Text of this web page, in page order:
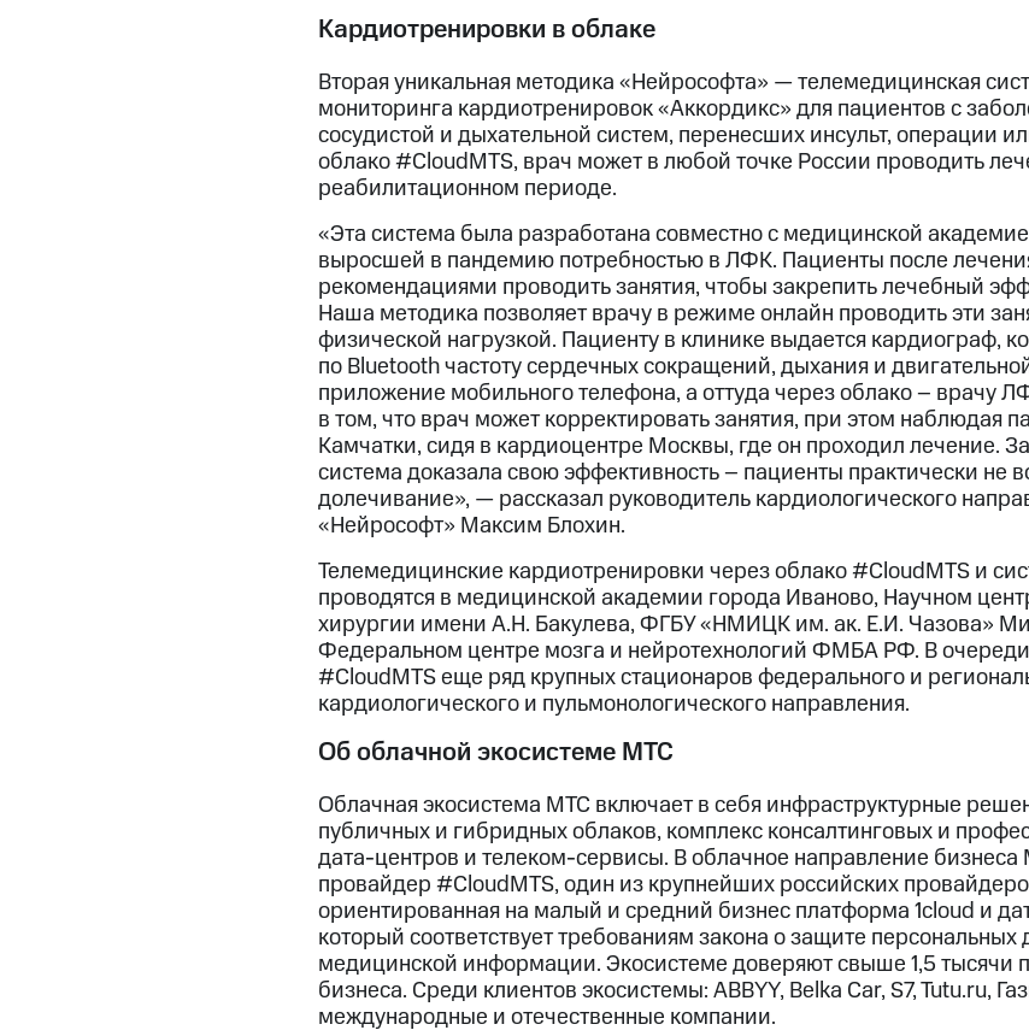
Кардиотренировки в облаке
Вторая уникальная методика «Нейрософта» — телемедицинская
мониторинга кардиотренировок «Аккордикс» для пациентов с
сосудистой и дыхательной систем, перенесших инсульт, операции
облако #CloudMTS, врач может в любой точке России проводить
реабилитационном периоде.
«Эта система была разработана совместно с медицинской
выросшей в пандемию потребностью в ЛФК. Пациенты после
рекомендациями проводить занятия, чтобы закрепить лечебный
Наша методика позволяет врачу в режиме онлайн проводить эти
физической нагрузкой. Пациенту в клинике выдается кардиограф,
по Bluetooth частоту сердечных сокращений, дыхания и
приложение мобильного телефона, а оттуда через облако – врачу
в том, что врач может корректировать занятия, при этом наблюдая
Камчатки, сидя в кардиоцентре Москвы, где он проходил лечение.
система доказала свою эффективность – пациенты практически не
долечивание», — рассказал руководитель кардиологического
«Нейрософт» Максим Блохин.
Телемедицинские кардиотренировки через облако #CloudMTS и
проводятся в медицинской академии города Иваново, Научном
хирургии имени А.Н. Бакулева, ФГБУ «НМИЦК им. ак. Е.И. Чазова»
Федеральном центре мозга и нейротехнологий ФМБА РФ. В
#CloudMTS еще ряд крупных стационаров федерального и
кардиологического и пульмонологического направления.
Об облачной экосистеме МТС
Облачная экосистема МТС включает в себя инфраструктурные
публичных и гибридных облаков, комплекс консалтинговых и
дата-центров и телеком-сервисы. В облачное направление
провайдер #CloudMTS, один из крупнейших российских
ориентированная на малый и средний бизнес платформа 1cloud и
который соответствует требованиям закона о защите
медицинской информации. Экосистеме доверяют свыше 1,5 тысячи
бизнеса. Среди клиентов экосистемы: ABBYY, Belka Car, S7, Tutu.ru,
международные и отечественные компании.